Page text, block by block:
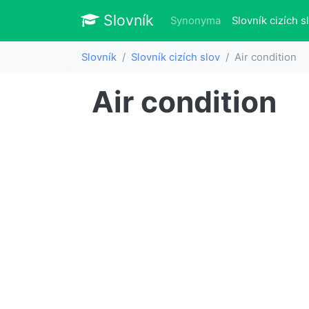
Slovník Slovník
Synonyma Slovník cizích
Slovník Slovník cizích slov Air condition
Air condition